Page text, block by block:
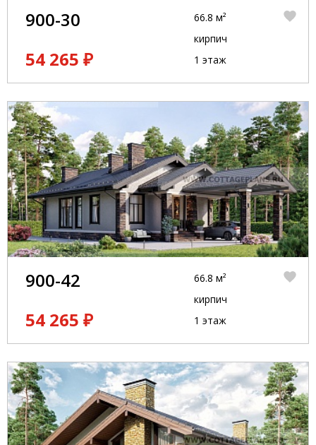
900-30
54 265 ₽
66.8 м²
кирпич
1 этаж
900-42
54 265 ₽
66.8 м²
кирпич
1 этаж